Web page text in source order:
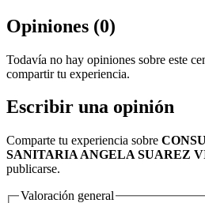
Opiniones (0)
Todavía no hay opiniones sobre este
compartir tu experiencia.
Escribir una opinión
Comparte tu experiencia sobre
SANITARIA ANGELA SUAREZ
publicarse.
Valoración general